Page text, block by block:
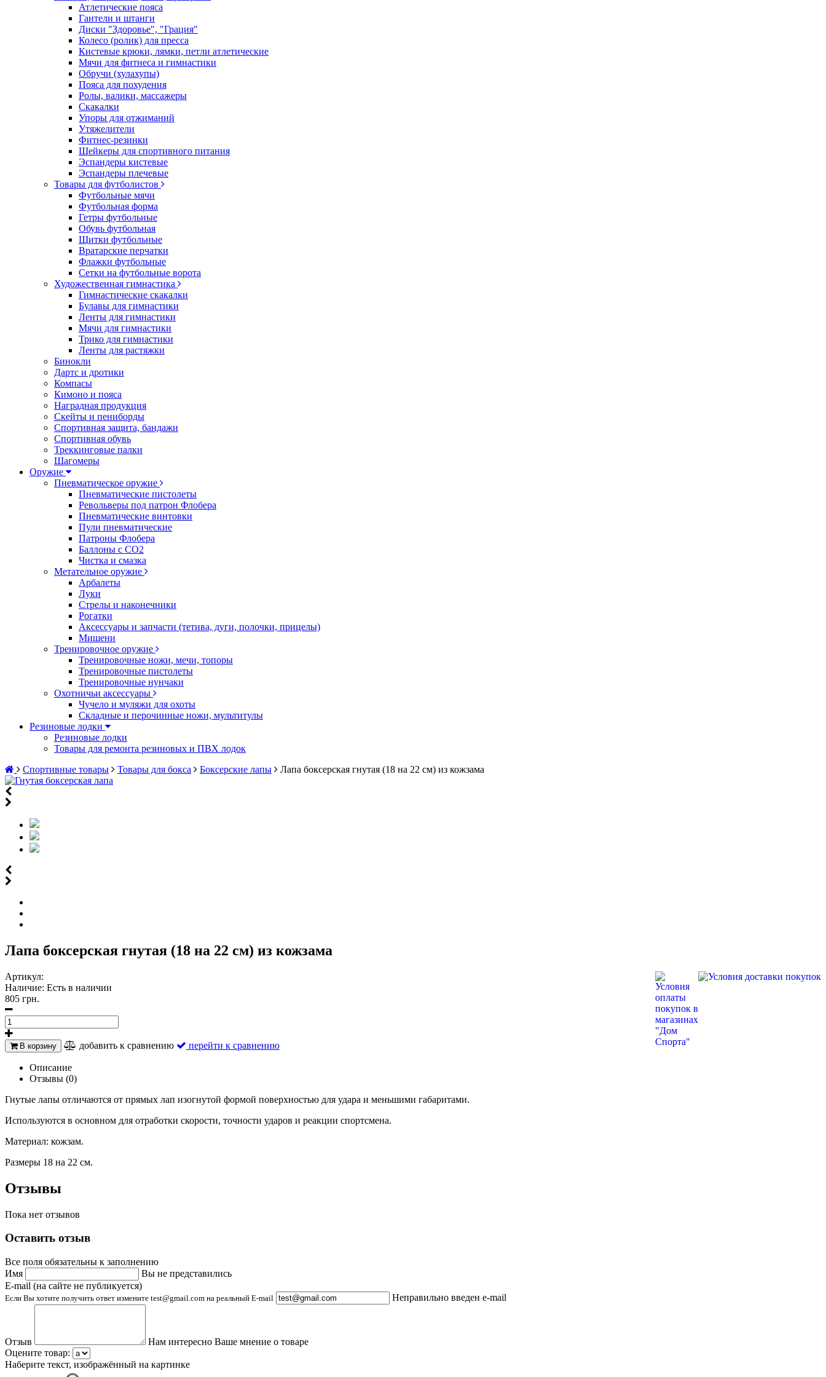
Атлетические пояса
Гантели и штанги
Диски "Здоровье", "Грация"
Колесо (ролик) для пресса
Кистевые крюки, лямки, петли атлетические
Мячи для фитнеса и гимнастики
Обручи (хулахупы)
Пояса для похудения
Ролы, валики, массажеры
Скакалки
Упоры для отжиманий
Утяжелители
Фитнес-резинки
Шейкеры для спортивного питания
Эспандеры кистевые
Эспандеры плечевые
Товары для футболистов
Футбольные мячи
Футбольная форма
Гетры футбольные
Обувь футбольная
Щитки футбольные
Вратарские перчатки
Флажки футбольные
Сетки на футбольные ворота
Художественная гимнастика
Гимнастические скакалки
Булавы для гимнастики
Ленты для гимнастики
Мячи для гимнастики
Трико для гимнастики
Ленты для растяжки
Бинокли
Дартс и дротики
Компасы
Кимоно и пояса
Наградная продукция
Скейты и пениборды
Спортивная защита, бандажи
Спортивная обувь
Треккинговые палки
Шагомеры
Оружие
Пневматическое оружие
Пневматические пистолеты
Револьверы под патрон Флобера
Пневматические винтовки
Пули пневматические
Патроны Флобера
Баллоны с CO2
Чистка и смазка
Метательное оружие
Арбалеты
Луки
Стрелы и наконечники
Рогатки
Аксессуары и запчасти (тетива, дуги, полочки, прицелы)
Мишени
Тренировочное оружие
Тренировочные ножи, мечи, топоры
Тренировочные пистолеты
Тренировочные нунчаки
Охотничьи аксессуары
Чучело и муляжи для охоты
Складные и перочинные ножи, мультитулы
Резиновые лодки
Резиновые лодки
Товары для ремонта резиновых и ПВХ лодок
Спортивные товары
Товары для бокса Боксерские лапы Лапа боксерская гнутая (18 на 22 см) из кожзама
Лапа боксерская гнутая (18 на 22 см) из кожзама
Артикул:
Наличие: Есть в наличии
805 грн.
В корзину добавить к сравнению перейти к сравнению
Описание
Отзывы (0)
Гнутые лапы отличаются от прямых лап изогнутой формой поверхностью для удара и меньшими габаритами.
Используются в основном для отработки скорости, точности ударов и реакции спортсмена.
Материал: кожзам.
Размеры 18 на 22 см.
Отзывы
Пока нет отзывов
Оставить отзыв
Все поля обязательны к заполнению
Имя
Вы не представились
E-mail (на сайте не публикуется)
Если Вы хотите получить ответ измените test@gmail.com на реальный E-mail Неправильно введен e-mail
Отзыв
Нам интересно Ваше мнение о товаре
Оцените товар:
Наберите текст, изображённый на картинке